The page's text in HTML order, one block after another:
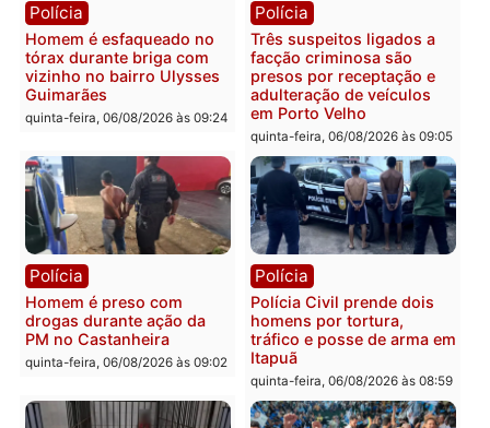
Polícia
Policiais militares
recuperam moto furtada e
Leste
quinta-feira, 06/08/2026 às 09:28
Polícia
Jovem é encontrado
na Rua dos Cravos e
é investigado pela
em RO
quinta-feira, 06/08/2026 às
Polícia
Homem é esfaqueado no
tórax durante briga com
vizinho no bairro Ulysses
Polícia
Três suspeitos ligados a
facção criminosa são
presos por receptação e